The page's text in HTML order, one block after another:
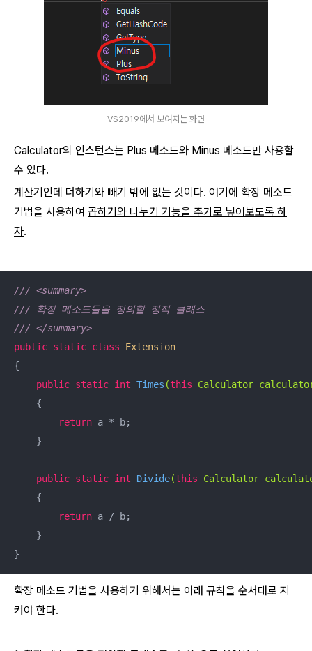
VS2019에서 보여지는 화면
Calculator의 인스턴스는 Plus 메소드와 Minus 메소드만 사용할
수 있다.
계산기인데 더하기와 빼기 밖에 없는 것이다. 여기에 확장 메소드
기법을 사용하여 곱하기와 나누기 기능을 추가로 넣어보도록 하
자.
/// <summary>
/// 확장 메소드들을 정의할 정적 클래스
/// </summary>
public static class
Extension
{
public static int Times (this Calculator
{
return a * b;
    }
public static int Divide(this Calculator
{
return a / b;
    }
}
확장 메소드 기법을 사용하기 위해서는 아래 규칙을 순서대로 지
켜야 한다.